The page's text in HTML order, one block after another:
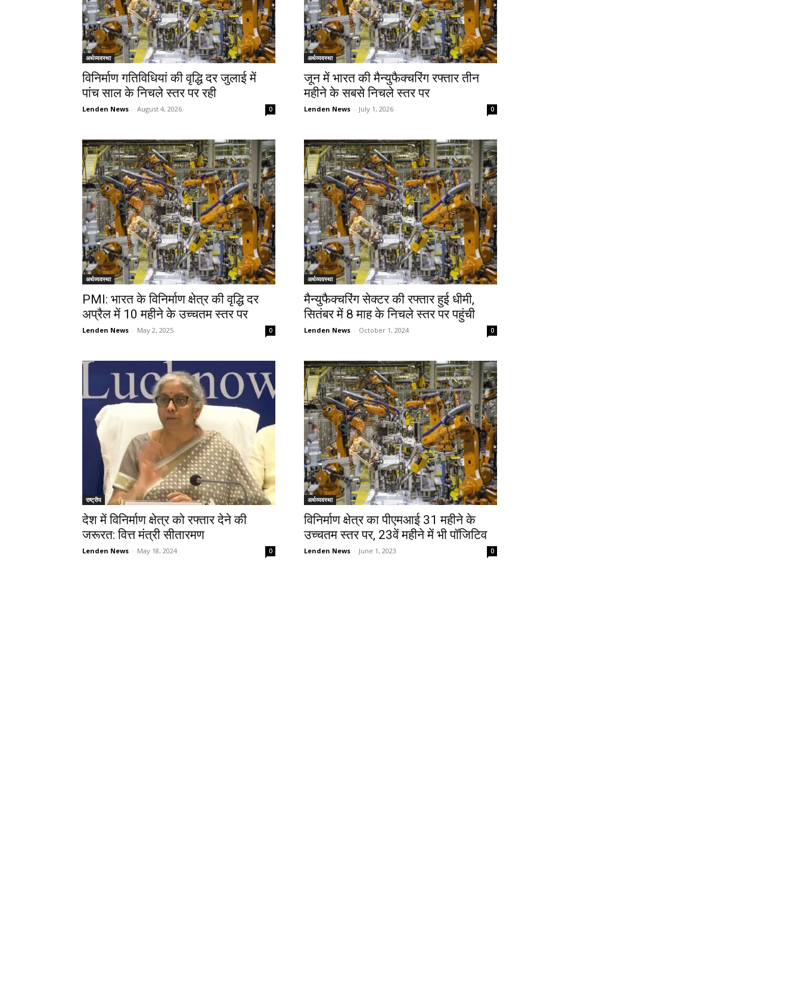
अर्थव्यवस्था
विनिर्माण गतिविधियां की वृद्धि दर जुलाई में
पांच साल के निचले स्तर पर रही
Lenden News - August 4, 2026 0
अर्थव्यवस्था
जून में भारत की मैन्युफैक्चरिंग रफ्तार तीन
महीने के सबसे निचले स्तर पर
Lenden News - July 1, 2026 0
अर्थव्यवस्था
PMI: भारत के विनिर्माण क्षेत्र की वृद्धि दर
अप्रैल में 10 महीने के उच्चतम स्तर पर
Lenden News - May 2, 2025 0
अर्थव्यवस्था
मैन्युफैक्चरिंग सेक्टर की रफ्तार हुई धीमी,
सितंबर में 8 माह के निचले स्तर पर पहुंची
Lenden News - October 1, 2024 0
राष्ट्रीय
देश में विनिर्माण क्षेत्र को रफ्तार देने की
जरूरत: वित्त मंत्री सीतारमण
Lenden News - May 18, 2024 0
अर्थव्यवस्था
विनिर्माण क्षेत्र का पीएमआई 31 महीने के
उच्चतम स्तर पर, 23वें महीने में भी पॉजिटिव
Lenden News - June 1, 2023 0